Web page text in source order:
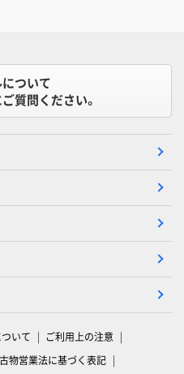
ついて
質問ください。
いて
ご利用上の注意
古物営業法に基づく表記